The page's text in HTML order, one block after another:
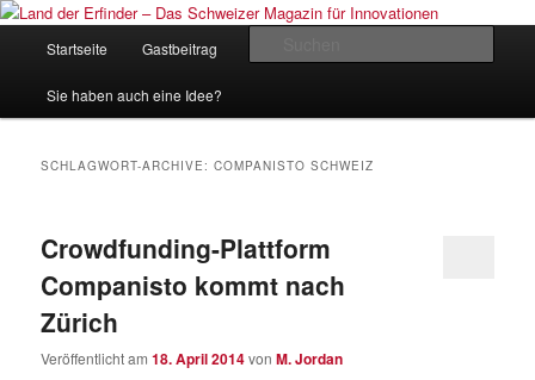
Zum
wechseln
Zum
wechselnLand der Erfinder – Das Schweizer
Startseite Gastbeitrag
Sie haben auch eine Idee?
SCHLAGWORT-ARCHIVE:COMPANISTO SCHWEIZ
Crowdfunding-Plattform
Companisto kommt nach
Zürich
Veröffentlicht am18. April 2014vonM. Jordan